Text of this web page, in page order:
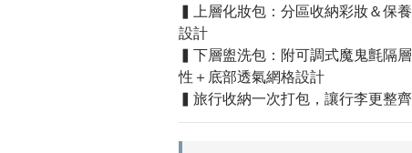
▍上層化妝包：分區收納彩妝＆保
設計
▍下層盥洗包：附可調式魔鬼氈隔
性＋底部透氣網格設計
▍旅行收納一次打包，讓行李更整齊